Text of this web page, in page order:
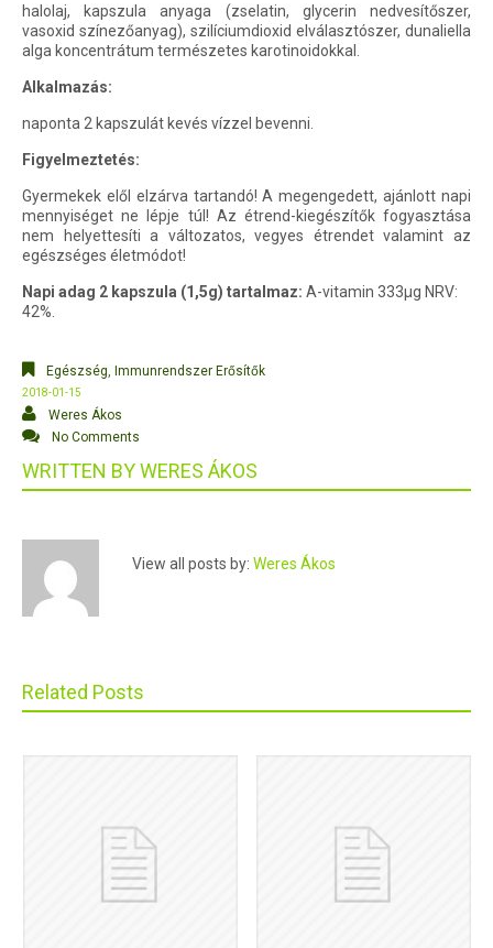
halolaj, kapszula anyaga (zselatin, glycerin nedvesítőszer,
vasoxid színezőanyag), szilíciumdioxid elválasztószer, dunaliella
alga koncentrátum természetes karotinoidokkal.
Alkalmazás:
naponta 2 kapszulát kevés vízzel bevenni.
Figyelmeztetés:
Gyermekek elől elzárva tartandó! A megengedett, ajánlott napi
mennyiséget ne lépje túl! Az étrend-kiegészítők fogyasztása
nem helyettesíti a változatos, vegyes étrendet valamint az
egészséges életmódot!
Napi adag 2 kapszula (1,5g) tartalmaz: A-vitamin 333μg NRV:
42%.
Egészség, Immunrendszer Erősítők
2018-01-15
Weres Ákos
No Comments
WRITTEN BYWERES ÁKOS
View all posts by: Weres Ákos
Related Posts